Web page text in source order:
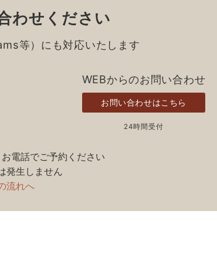
わせください
等）にも対応いたします
WEBからのお問い合わせ
お問い合わせはこちら
24時間受付
電話でご予約ください
発生しません
流れへ